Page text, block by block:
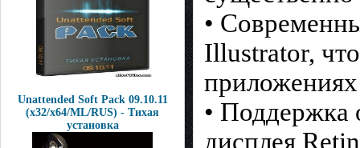
Unattended Soft Pack 09.10.11
(x32/x64/ML/RUS) - Тихая
установка
•
Illustrator,
• Поддержка
дисплея